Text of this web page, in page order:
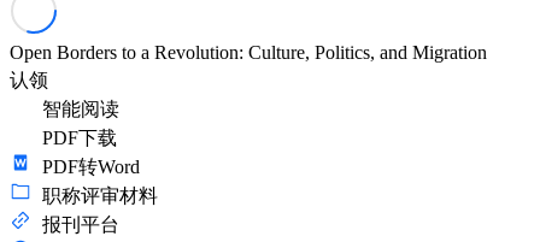
Open Borders to a Revolution: Culture, Politics, and Migration
认领
智能阅读
PDF下载
PDF转Word
职称评审材料
报刊平台